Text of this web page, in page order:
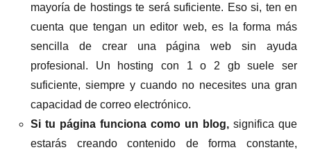
mayoría de hostings te será suficiente. Eso si, ten en
cuenta que tengan un editor web, es la forma más
sencilla de crear una página web sin ayuda
profesional. Un hosting con 1 o 2 gb suele ser
suficiente, siempre y cuando no necesites una gran
capacidad de correo electrónico.
Si tu página funciona como un blog, significa que
estarás creando contenido de forma constante,